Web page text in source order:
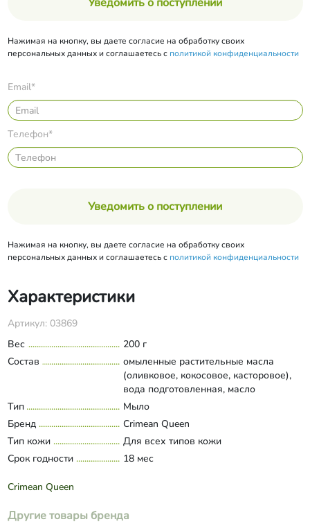
Нажимая на кнопку, вы даете согласие на обработку своих
персональных данных и соглашаетесь с политикой конфиденциальности
Email*
Телефон*
Уведомить о поступлении
Нажимая на кнопку, вы даете согласие на обработку своих
персональных данных и соглашаетесь с политикой конфиденциальности
Характеристики
Артикул: 03869
Вес
200 г
Состав
омыленные растительные масла
(оливковое, кокосовое, касторовое),
вода подготовленная, масло
зародышей пшеницы, экстракт лотоса,
лепестки роз, воск пчелиный, абсолют
розы, масляный экстракт ванили,
парфюмерная композиция, кармин.
Развернуть состав
Тип
Мыло
Бренд
Crimean Queen
Тип кожи
Для всех типов кожи
Срок годности
18 мес
Crimean Queen
Другие товары бренда